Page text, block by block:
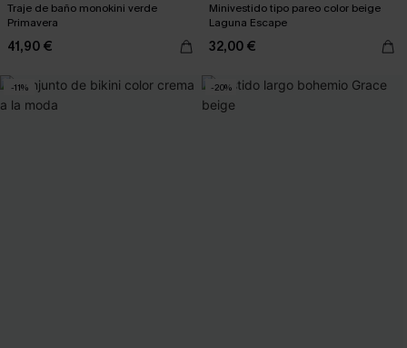
Traje de baño monokini verde
Primavera
41,90 €
Minivestido tipo pareo color beige
Laguna Escape
32,00 €
-11% -20%